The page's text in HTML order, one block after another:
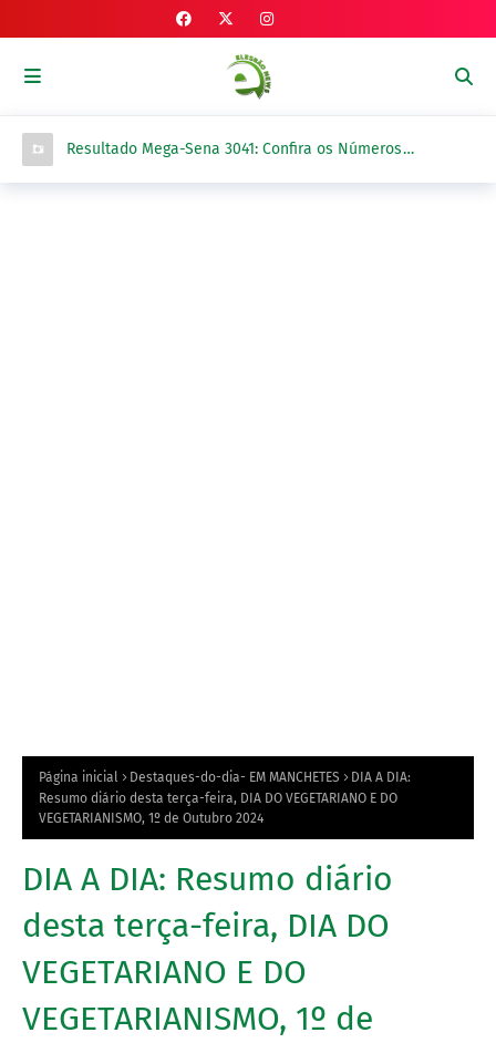
Luana Barradas tira férias e Eslin Rebej assume
Página inicial Destaques-do-dia- EM MANCHETES
DIA A DIA:
Resumo diário desta terça-feira, DIA DO VEGETARIANO E DO
VEGETARIANISMO, 1º de Outubro 2024
DIA A DIA: Resumo diário
desta terça-feira, DIA DO
VEGETARIANO E DO
VEGETARIANISMO, 1º de